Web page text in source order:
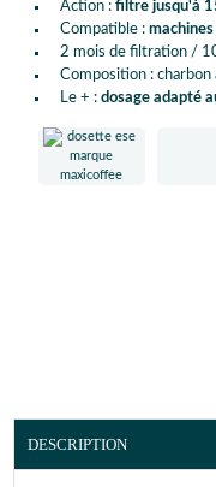
Action : filtre jusqu'à
Compatible :
2 mois de filtration /
Composition :
Le + : dosage adapté
DESCRIPTION